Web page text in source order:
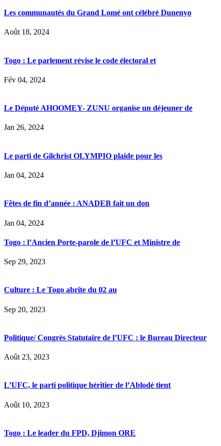
Les communautés du Grand Lomé ont célébré Dunenyo
Août 18, 2024
Togo : Le parlement révise le code électoral et
Fév 04, 2024
Le Député AHOOMEY- ZUNU organise un déjeuner de
Jan 26, 2024
Le parti de Gilchrist OLYMPIO plaide pour les
Jan 04, 2024
Fêtes de fin d’année : ANADEB fait un don
Jan 04, 2024
Togo : l’Ancien Porte-parole de l’UFC et Ministre de
Sep 29, 2023
Culture : Le Togo abrite du 02 au
Sep 20, 2023
Politique/ Congrès Statutaire de l’UFC : le Bureau Directeur
Août 23, 2023
L’UFC, le parti politique héritier de l’Ablodé tient
Août 10, 2023
Togo : Le leader du FPD, Djimon ORE